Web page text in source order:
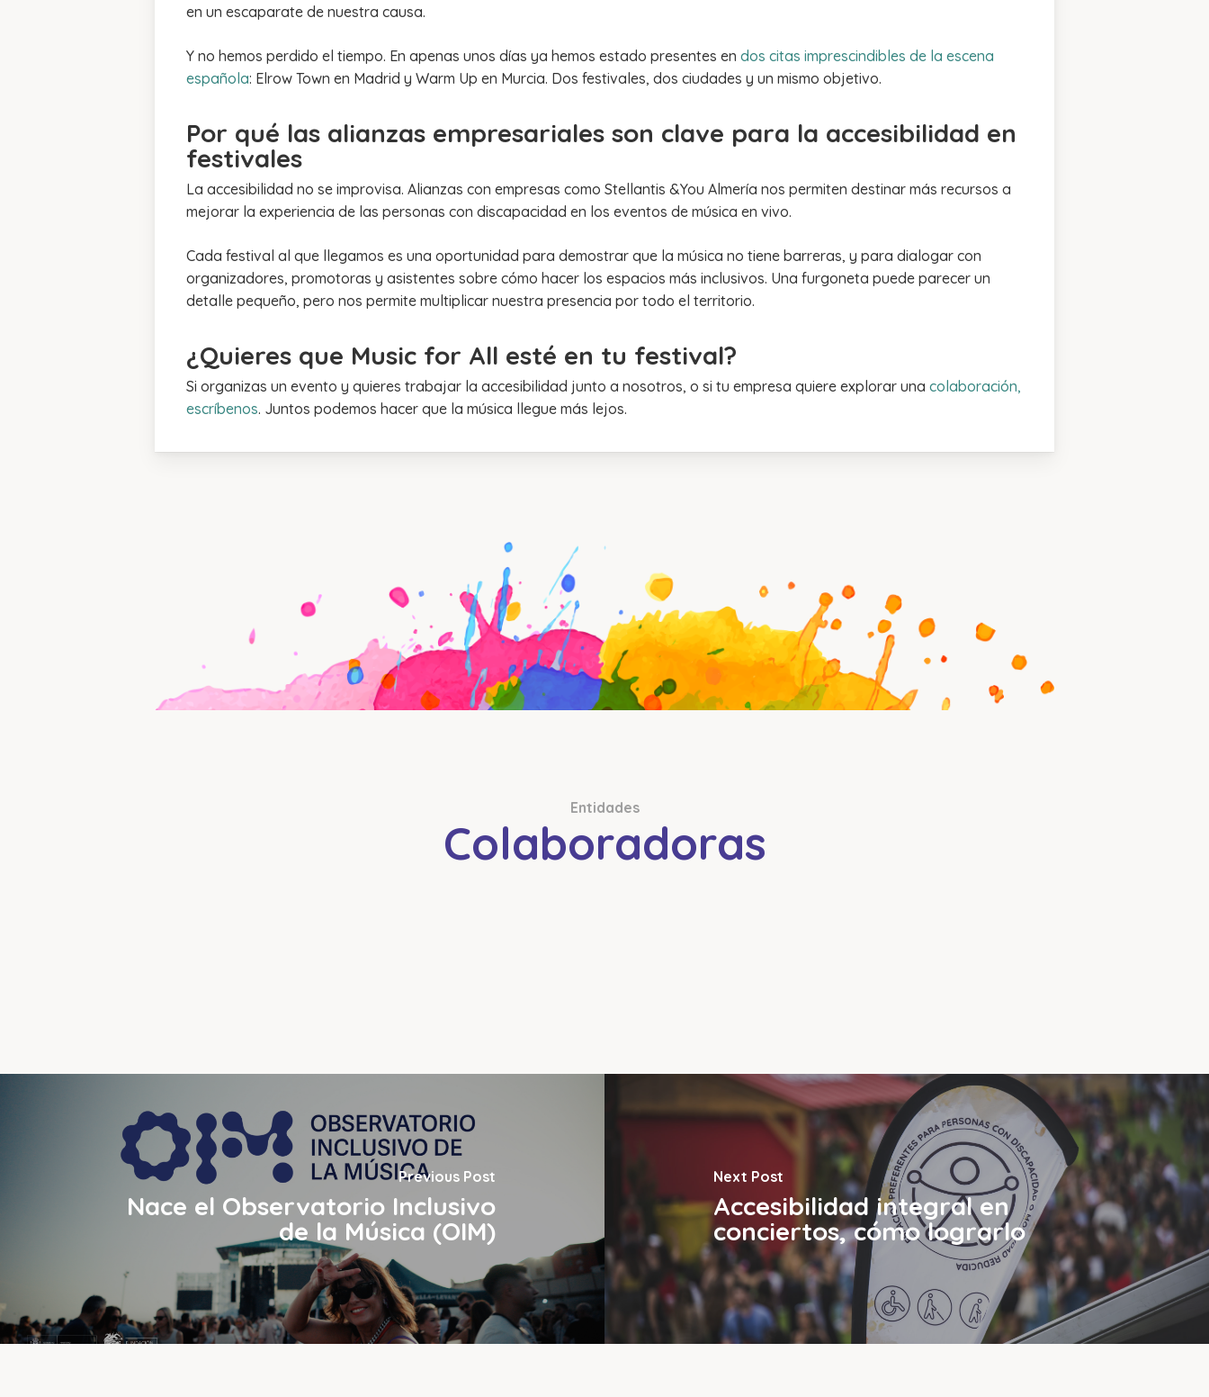
en un escaparate de nuestra causa.
Y no hemos perdido el tiempo. En apenas unos días ya hemos estado presentes endos citas imprescindibles de la escena
española: Elrow Town en Madrid y Warm Up en Murcia. Dos festivales, dos ciudades y un mismo objetivo.
Por qué las alianzas empresariales son clave para la accesibilidad en
festivales
La accesibilidad no se improvisa. Alianzas con empresas como Stellantis &You Almería nos permiten destinar más recursos a
mejorar la experiencia de las personas con discapacidad en los eventos de música en vivo.
Cada festival al que llegamos es una oportunidad para demostrar que la música no tiene barreras, y para dialogar con
organizadores, promotoras y asistentes sobre cómo hacer los espacios más inclusivos. Una furgoneta puede parecer un
detalle pequeño, pero nos permite multiplicar nuestra presencia por todo el territorio.
¿Quieres que Music for All esté en tu festival?
Si organizas un evento y quieres trabajar la accesibilidad junto a nosotros, o si tu empresa quiere explorar unacolaboración,
escríbenos. Juntos podemos hacer que la música llegue más lejos.
Entidades
Colaboradoras
Previous Post
Nace el Observatorio Inclusivo
de la Música (OIM)
Next Post
Accesibilidad integral en
conciertos, cómo lograrlo